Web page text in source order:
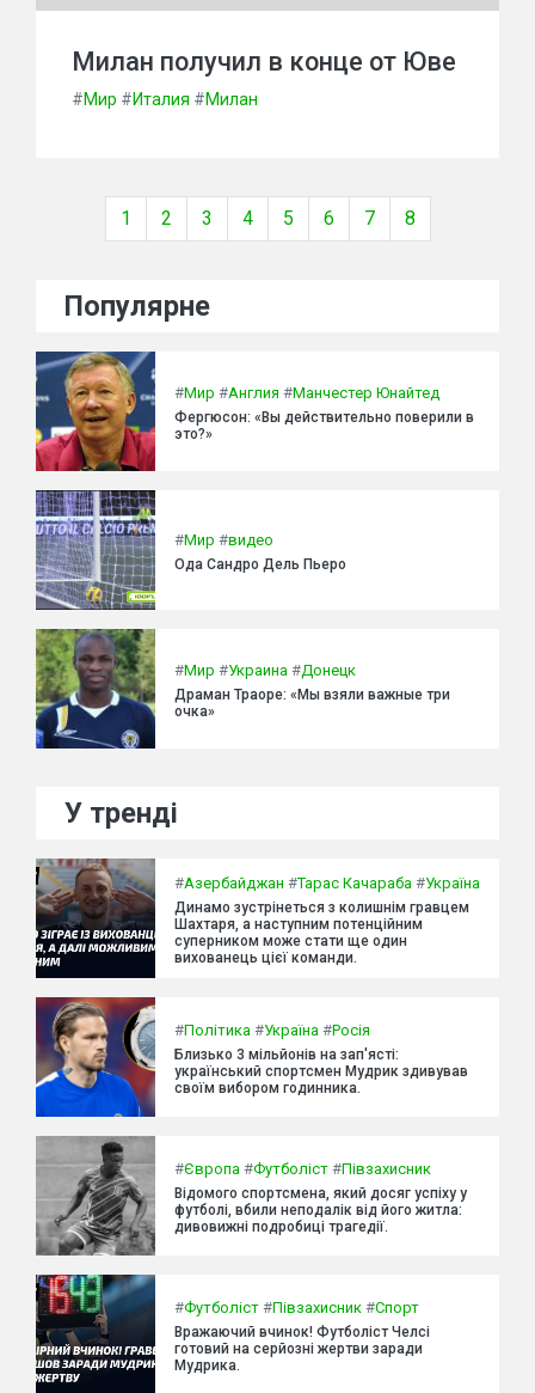
Милан получил в конце от Юве
#Мир #Италия #Милан
1 2 3 4 5 6 7 8
Популярне
#Мир #Англия #Манчестер Юнайтед
Фергюсон: «Вы действительно поверили в
это?»
#Мир #видео
Ода Сандро Дель Пьеро
#Мир #Украина #Донецк
Драман Траоре: «Мы взяли важные три
очка»
У тренді
#Азербайджан #Тарас Качараба #Україна
Динамо зустрінеться з колишнім гравцем
Шахтаря, а наступним потенційним
суперником може стати ще один
вихованець цієї команди.
#Політика #Україна #Росія
Близько 3 мільйонів на зап'ясті:
український спортсмен Мудрик здивував
своїм вибором годинника.
#Європа #Футболіст #Півзахисник
Відомого спортсмена, який досяг успіху у
футболі, вбили неподалік від його житла:
дивовижні подробиці трагедії.
#Футболіст #Півзахисник #Спорт
Вражаючий вчинок! Футболіст Челсі
готовий на серйозні жертви заради
Мудрика.